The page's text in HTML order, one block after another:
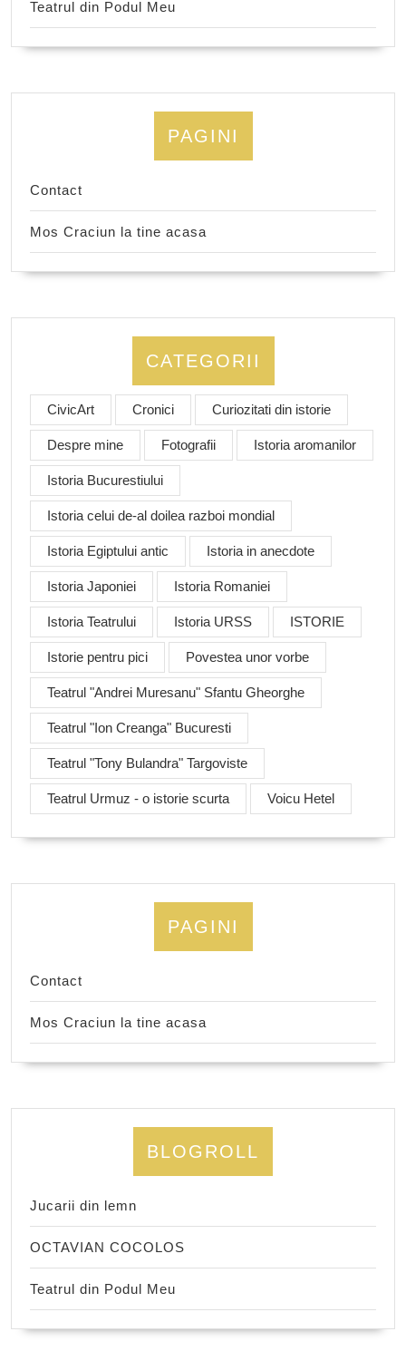
Teatrul din Podul Meu
PAGINI
Contact
Mos Craciun la tine acasa
CATEGORII
CivicArt Cronici Curiozitati din istorie
Despre mine Fotografii Istoria aromanilor
Istoria Bucurestiului
Istoria celui de-al doilea razboi mondial
Istoria Egiptului antic Istoria in anecdote
Istoria Japoniei Istoria Romaniei
Istoria Teatrului Istoria URSS ISTORIE
Istorie pentru pici Povestea unor vorbe
Teatrul "Andrei Muresanu" Sfantu Gheorghe
Teatrul "Ion Creanga" Bucuresti
Teatrul "Tony Bulandra" Targoviste
Teatrul Urmuz - o istorie scurta Voicu Hetel
PAGINI
Contact
Mos Craciun la tine acasa
BLOGROLL
Jucarii din lemn
OCTAVIAN COCOLOS
Teatrul din Podul Meu